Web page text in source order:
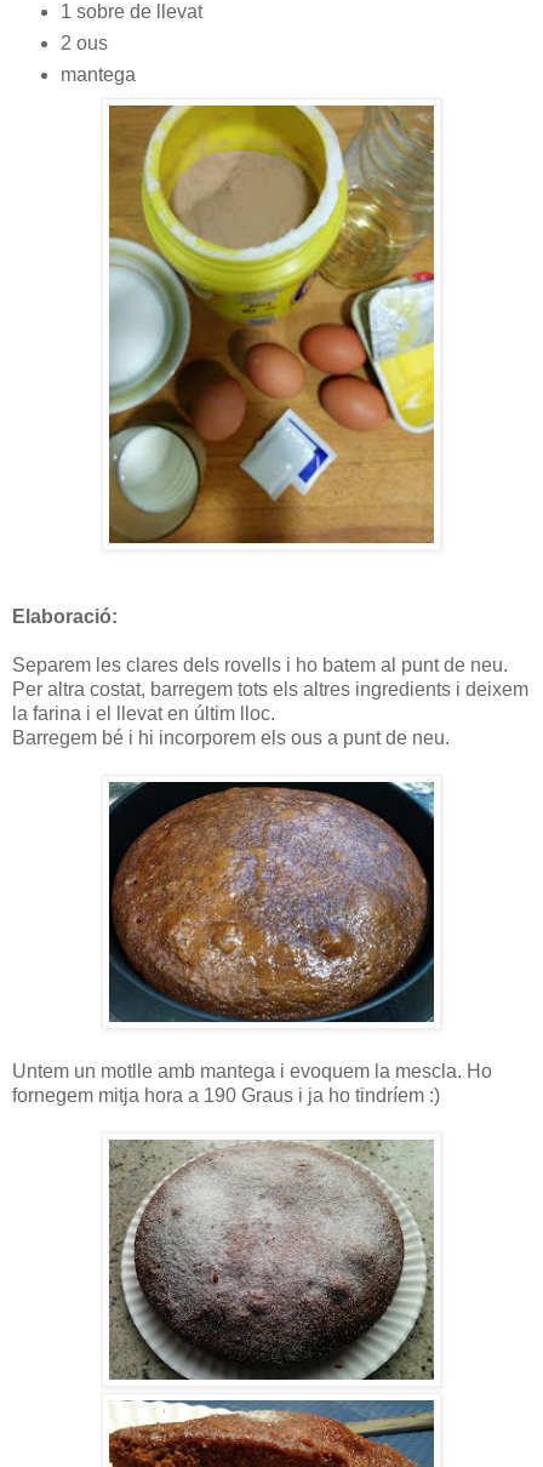
1 sobre de llevat
2 ous
mantega
Elaboració:
Separem les clares dels rovells i ho batem al punt de neu.
Per altra costat, barregem tots els altres ingredients i deixem
la farina i el llevat en últim lloc.
Barregem bé i hi incorporem els ous a punt de neu.
Untem un motlle amb mantega i evoquem la mescla. Ho
fornegem mitja hora a 190 Graus i ja ho tindríem :)